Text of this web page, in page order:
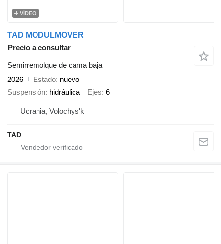
VÍDEO
TAD MODULMOVER
Precio a consultar
Semirremolque de cama baja
2026
Estado nuevo
Suspensión hidráulica Ejes 6
Ucrania, Volochys'k
TAD